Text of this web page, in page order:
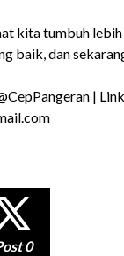
kita tumbuh
baik, dan
|
0